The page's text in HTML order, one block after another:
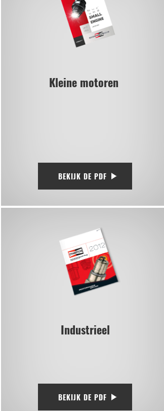
Kleine motoren
BEKIJK DE PDF
Industrieel
BEKIJK DE PDF